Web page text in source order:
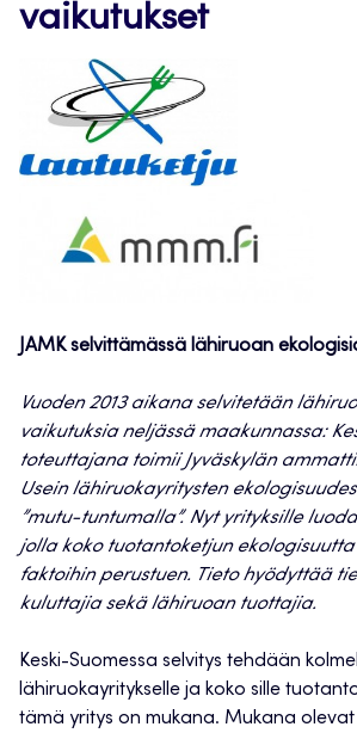
vaikutukset
JAMK selvittämässä lähiruoan
Vuoden 2013 aikana selvitetään
vaikutuksia neljässä maakunnassa:
toteuttajana toimii Jyväskylän
Usein lähiruokayritysten
”mutu-tuntumalla”. Nyt yrityksille
jolla koko tuotantoketjun
faktoihin perustuen. Tieto hyödyttää
kuluttajia sekä lähiruoan tuottajia.
Keski-Suomessa selvitys tehdään
lähiruokayritykselle ja koko sille
tämä yritys on mukana. Mukana